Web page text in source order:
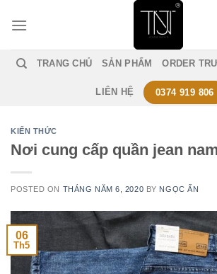
TRANG CHỦ SẢN PHẨM ORDER
LIÊN HỆ 0374 919 806
KIẾN THỨC
Nơi cung cấp quần jean
POSTED ON THÁNG NĂM 6, 2020 BY NGỌC ẤN
06
Th5